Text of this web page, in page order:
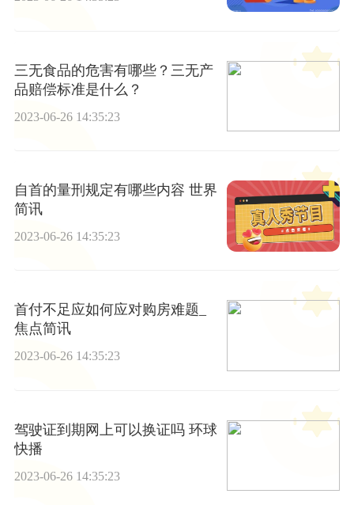
三无食品的危害有哪些？三无产
品赔偿标准是什么？
2023-06-26 14:35:23
自首的量刑规定有哪些内容 世界
简讯
2023-06-26 14:35:23
首付不足应如何应对购房难题_
焦点简讯
2023-06-26 14:35:23
驾驶证到期网上可以换证吗 环球
快播
2023-06-26 14:35:23